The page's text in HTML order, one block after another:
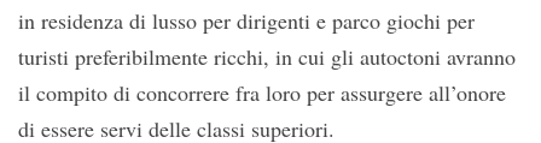
in residenza di lusso per dirigenti e parco giochi per
turisti preferibilmente ricchi, in cui gli autoctoni avranno
il compito di concorrere fra loro per assurgere all’onore
di essere servi delle classi superiori.